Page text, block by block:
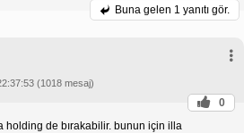
Buna gelen 1 yanıtı gör.
(1018 mesaj)
0
de bırakabilir. bunun için illa